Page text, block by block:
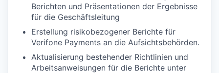
Berichten und Präsentationen der Ergebnisse
für die Geschäftsleitung
Erstellung risikobezogener Berichte für
Verifone Payments an die Aufsichtsbehörden.
Aktualisierung bestehender Richtlinien und
Arbeitsanweisungen für die Berichte unter